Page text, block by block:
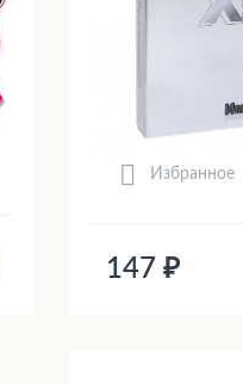
Избранное
147 ₽